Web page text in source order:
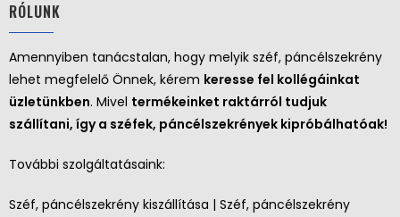
RÓLUNK
Amennyiben tanácstalan, hogy melyik széf, páncélszekrény
lehet megfelelő Önnek, kérem keresse fel kollégáinkat
üzletünkben. Mivel termékeinket raktárról tudjuk
szállítani, így a széfek, páncélszekrények kipróbálhatóak!
További szolgáltatásaink:
Széf, páncélszekrény kiszállítása | Széf, páncélszekrény